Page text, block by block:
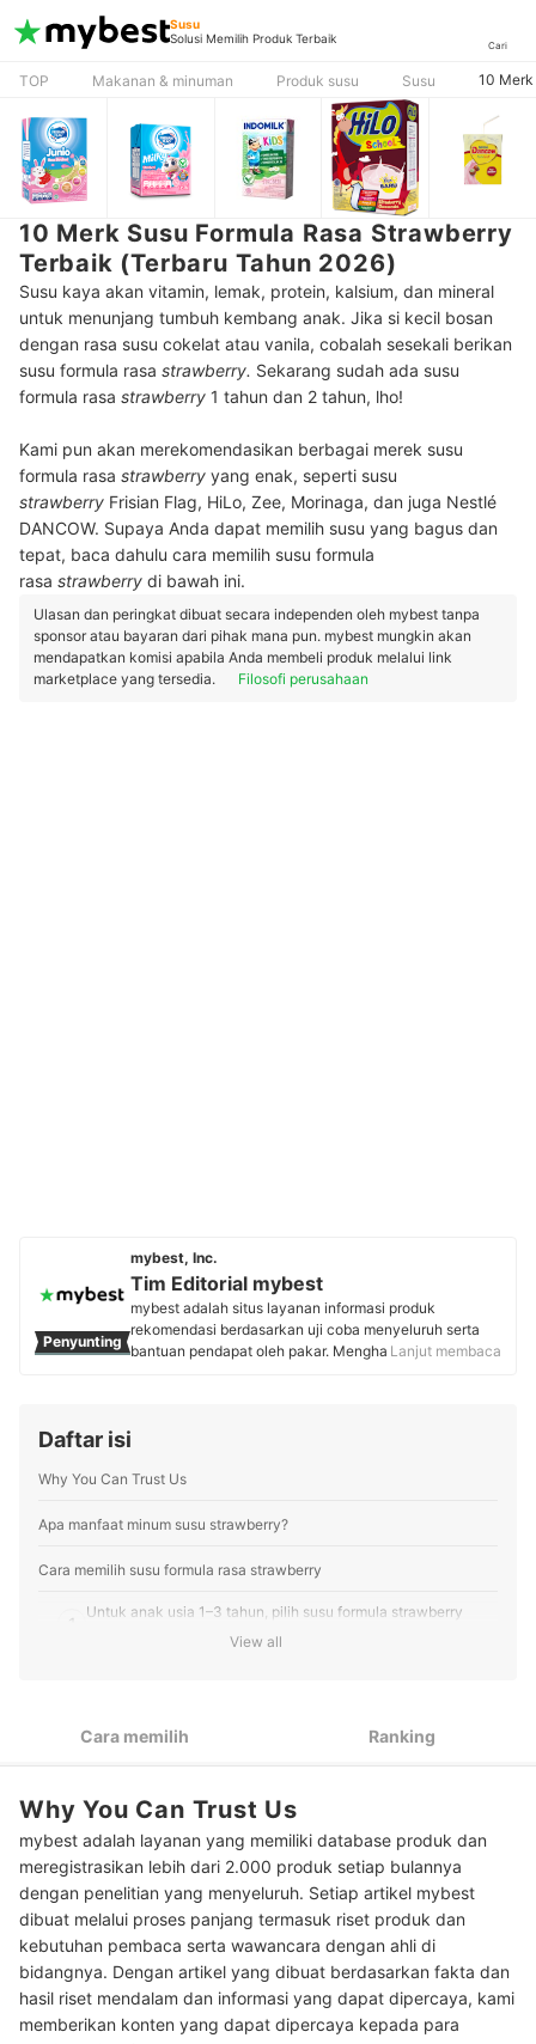
Susu
Solusi Memilih Produk Terbaik
Cari
TOP Makanan & minuman Produk susu Susu 10 Merk
10 Merk Susu Formula Rasa Strawberry
Terbaik (Terbaru Tahun 2026)
Susu kaya akan vitamin, lemak, protein, kalsium, dan mineral
untuk menunjang tumbuh kembang anak. Jika si kecil bosan
dengan rasa susu cokelat atau vanila, cobalah sesekali berikan
susu formula rasa strawberry. Sekarang sudah ada susu
formula rasa strawberry 1 tahun dan 2 tahun, lho!
Kami pun akan merekomendasikan berbagai merek susu
formula rasa strawberry yang enak, seperti susu
strawberry Frisian Flag, HiLo, Zee, Morinaga, dan juga Nestlé
DANCOW. Supaya Anda dapat memilih susu yang bagus dan
tepat, baca dahulu cara memilih susu formula
rasa strawberry di bawah ini.
Ulasan dan peringkat dibuat secara independen oleh mybest tanpa
sponsor atau bayaran dari pihak mana pun. mybest mungkin akan
mendapatkan komisi apabila Anda membeli produk melalui link
marketplace yang tersedia.
Filosofi perusahaan
Penyunting
mybest, Inc.
Tim Editorial mybest
mybest adalah situs layanan informasi produk
rekomendasi berdasarkan uji coba menyeluruh serta
bantuan pendapat oleh pakar. Menghasilkan konten
Profil Tim Editorial mybest
Lanjut membaca
Daftar isi
Why You Can Trust Us
Apa manfaat minum susu strawberry?
Cara memilih susu formula rasa strawberry
1
Untuk anak usia 1–3 tahun, pilih susu formula strawberry
dengan AHA & DHA, omega-3, omega-6, dan kolin
3
4
Tentukan tipe kemasan yang sesuai kebutuhan Anda: Kaleng
atau kardus
5
Sebaiknya cari yang kadar gulanya tidak terlalu tinggi untuk
mencegah obesitas dan diabetes pada anak
10 Rekomendasi susu formula rasa strawberry terbaik
Baca juga rekomendasi susu formula lainnya di sini
View all
Cara memilih Ranking
Why You Can Trust Us
mybest adalah layanan yang memiliki database produk dan
meregistrasikan lebih dari 2.000 produk setiap bulannya
dengan penelitian yang menyeluruh. Setiap artikel mybest
dibuat melalui proses panjang termasuk riset produk dan
kebutuhan pembaca serta wawancara dengan ahli di
bidangnya. Dengan artikel yang dibuat berdasarkan fakta dan
hasil riset mendalam dan informasi yang dapat dipercaya, kami
memberikan konten yang dapat dipercaya kepada para